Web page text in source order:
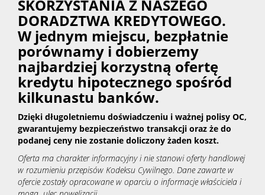
SKORZYSTANIA Z NASZEGO
DORADZTWA KREDYTOWEGO.
W jednym miejscu, bezpłatnie
porównamy i dobierzemy
najbardziej korzystną ofertę
kredytu hipotecznego spośród
kilkunastu banków.
Dzięki długoletniemu doświadczeniu i ważnej polisy OC,
gwarantujemy bezpieczeństwo transakcji oraz że do
podanej ceny nie zostanie doliczony żaden koszt.
Oferta ma charakter informacyjny i nie stanowi oferty handlowej
w rozumieniu przepisów Kodeksu Cywilnego. Dane zawarte w
ofercie zostały opracowane w oparciu o informacje właściciela i